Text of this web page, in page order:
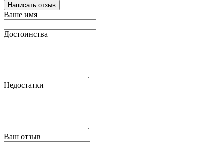
Написать отзыв
Ваше имя
Достоинства
Недостатки
Ваш отзыв